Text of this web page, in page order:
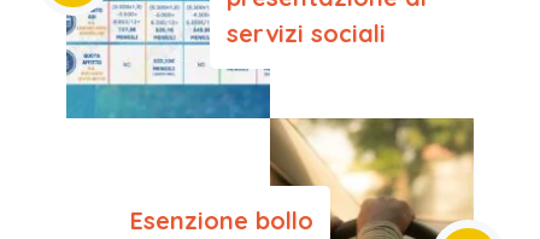
servizi sociali
Esenzione bollo